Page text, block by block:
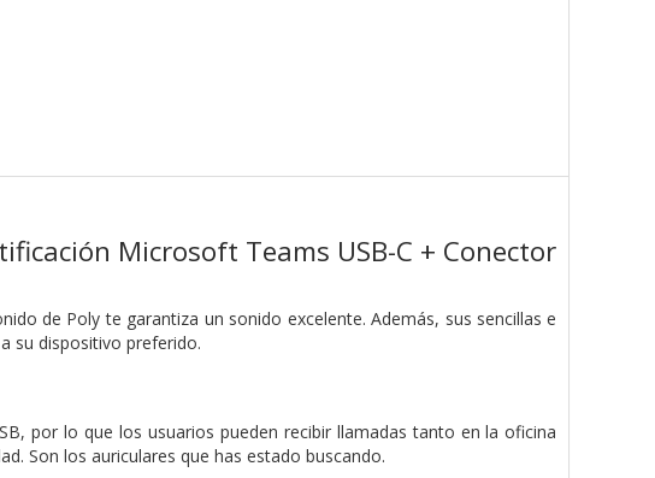
Microsoft Teams USB-C + Conector
de Poly te garantiza un sonido excelente. Además, sus sencillas e
su dispositivo preferido.
por lo que los usuarios pueden recibir llamadas tanto en la oficina
Son los auriculares que has estado buscando.